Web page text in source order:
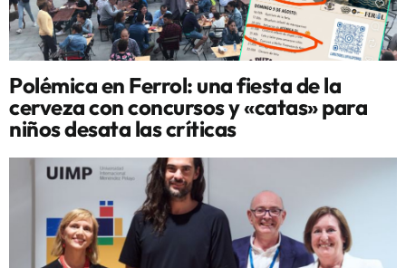
Polémica en Ferrol: una fiesta de la
cerveza con concursos y «catas» para
niños desata las críticas